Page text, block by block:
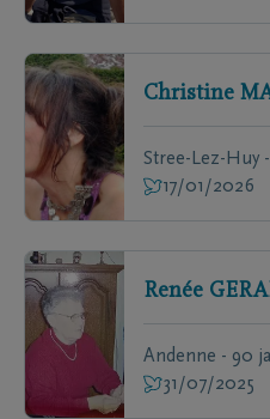
Christine
Stree-Lez-Huy
17/01/2026
Renée
Andenne - 90
31/07/2025